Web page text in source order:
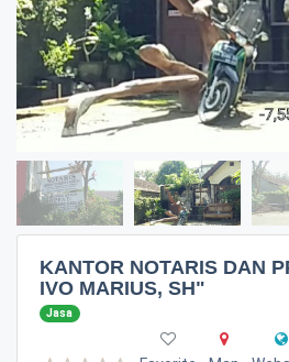
KANTOR NOTARIS DAN
IVO MARIUS, SH"
Jasa